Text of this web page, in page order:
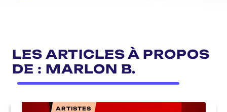
LES ARTICLES À PROPOS
DE : MARLON B.
ARTISTES